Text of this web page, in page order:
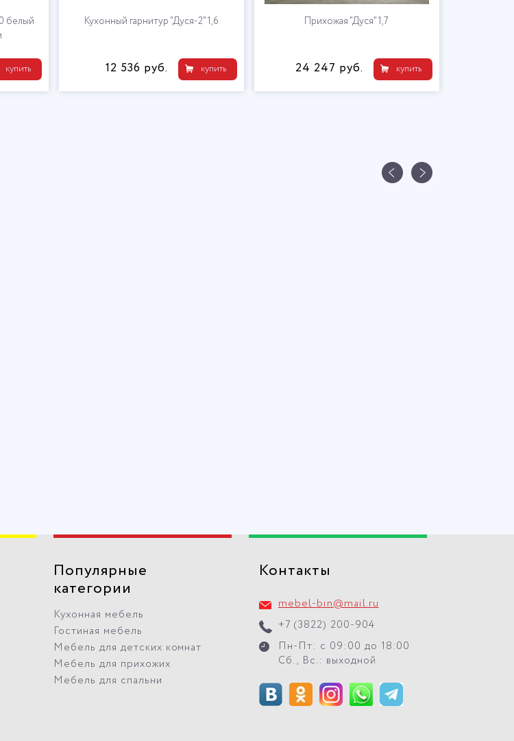
Кухонный гарнитур "Дуся" 2,0 белый
купить
19 774 руб.
Кухонный гарнитур "Дуся-2" 1,6
купить
12 536 руб. 24 247 руб.
Популярные
категории
Кухонная мебель
Гостиная мебель
Мебель для детских комнат
Мебель для прихожих
Мебель для спальни
Контакты
mebel-bin@mail.ru
+7 (3822) 200-904
Пн-Пт: с 09:00 до 18:00
Сб., Вс.: выходной